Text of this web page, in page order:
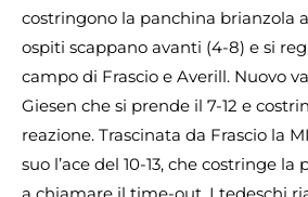
costringono la panchina brianzola
ospiti scappano avanti (4-8) e si
campo di Frascio e Averill. Nuovo
Giesen che si prende il 7-12 e
reazione. Trascinata da Frascio la
suo l’ace del 10-13, che costringe